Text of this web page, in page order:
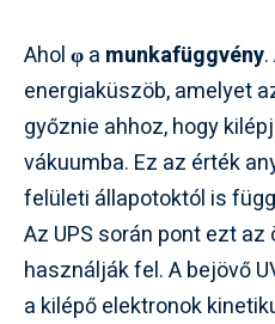
Aholφa munkafüggvény
energiaküszöb, amelyet
győznie ahhoz, hogy
vákuumba. Ez az érték
felületi állapotoktól is
Az UPS során pont ezt
használják fel. A bejövő
a kilépő elektronok